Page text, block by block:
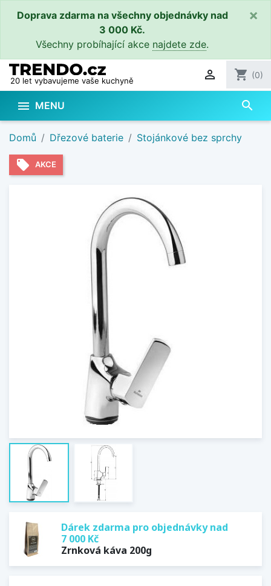
Doprava zdarma na všechny objednávky nad
3 000 Kč.
Všechny probíhající akce najdete zde.
×
20 let vybavujeme vaše kuchyně  shopping_cart (0)
 MENU search
Domů Dřezové baterie Stojánkové bez sprchy
local_offer AKCE
Dárek zdarma pro objednávky nad
7 000 Kč
Zrnková káva 200g